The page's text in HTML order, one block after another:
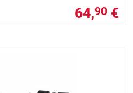
64,90 €